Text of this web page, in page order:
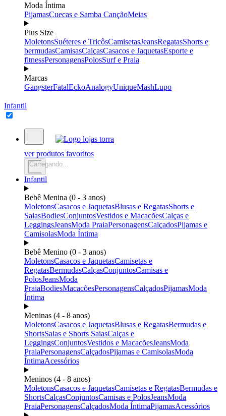
Moda Íntima
PijamasCuecas e Samba CançãoMeias
Plus Size
MoletonsSuéteres e TricôsCamisetasJeansRegatasShorts e
bermudasCamisasCalçasCasacos e JaquetasEsporte e
fitnessPersonagensPolosSurf e Praia
Marcas
GangsterFatalEckoAnalogyUniqueMashLupo
Infantil
ver produtos favoritos
Carregando...
Infantil
Bebê Menina (0 - 3 anos)
MoletonsCasacos e JaquetasBlusas e RegatasShorts e
SaiasBodiesConjuntosVestidos e MacacõesCalças e
LeggingsJeansModa PraiaPersonagensCalçadosPijamas e
CamisolasModa Íntima
Bebê Menino (0 - 3 anos)
MoletonsCasacos e JaquetasCamisetas e
RegatasBermudasCalçasConjuntosCamisas e
PolosJeansModa
PraiaBodiesMacacõesPersonagensCalçadosPijamasModa
Íntima
Meninas (4 - 8 anos)
MoletonsCasacos e JaquetasBlusas e RegatasBermudas e
ShortsSaias e Shorts SaiasCalças e
LeggingsConjuntosVestidos e MacacõesJeansModa
PraiaPersonagensCalçadosPijamas e CamisolasModa
ÍntimaAcessórios
Meninos (4 - 8 anos)
MoletonsCasacos e JaquetasCamisetas e RegatasBermudas e
ShortsCalçasConjuntosCamisas e PolosJeansModa
PraiaPersonagensCalçadosModa ÍntimaPijamasAcessórios